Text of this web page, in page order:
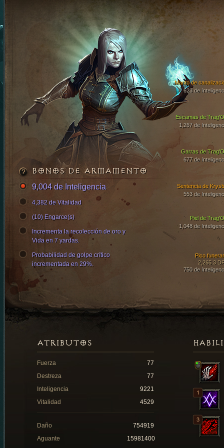
Escamas de
1,267 de
Garras de
677 de
Manto de
623 de
Piel de
1,048 de
Pico
2,265.3
750 de
Sentencia de
553 de
BONOS DE ARMAMENTO
9,004 de Inteligencia
4,382 de Vitalidad
(10) Engarce(s)
Incrementa la recolección de oro y
Vida en 7 yardas.
Probabilidad de golpe crítico
incrementada en 29%.
ATRIBUTOS
Fuerza
77
Destreza
77
Inteligencia
9221
Vitalidad
4529
Daño
754919
Aguante
15981400